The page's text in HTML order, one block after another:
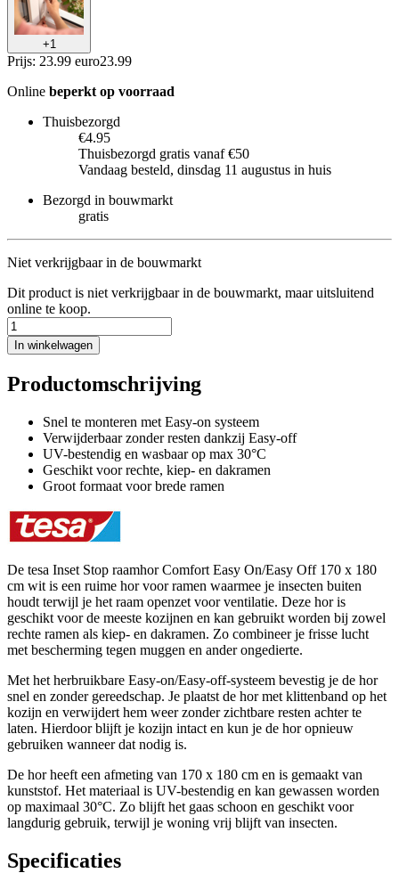
+1
Prijs: 23.99 euro23.99
Online beperkt op voorraad
Thuisbezorgd
€4.95
Thuisbezorgd gratis vanaf €50
Vandaag besteld, dinsdag 11 augustus in huis
Bezorgd in bouwmarkt
gratis
Niet verkrijgbaar in de bouwmarkt
Dit product is niet verkrijgbaar in de bouwmarkt, maar uitsluitend
online te koop.
In winkelwagen
Productomschrijving
Snel te monteren met Easy-on systeem
Verwijderbaar zonder resten dankzij Easy-off
UV-bestendig en wasbaar op max 30°C
Geschikt voor rechte, kiep- en dakramen
Groot formaat voor brede ramen
De tesa Inset Stop raamhor Comfort Easy On/Easy Off 170 x 180
cm wit is een ruime hor voor ramen waarmee je insecten buiten
houdt terwijl je het raam openzet voor ventilatie. Deze hor is
geschikt voor de meeste kozijnen en kan gebruikt worden bij zowel
rechte ramen als kiep- en dakramen. Zo combineer je frisse lucht
met bescherming tegen muggen en ander ongedierte.
Met het herbruikbare Easy-on/Easy-off-systeem bevestig je de hor
snel en zonder gereedschap. Je plaatst de hor met klittenband op het
kozijn en verwijdert hem weer zonder zichtbare resten achter te
laten. Hierdoor blijft je kozijn intact en kun je de hor opnieuw
gebruiken wanneer dat nodig is.
De hor heeft een afmeting van 170 x 180 cm en is gemaakt van
kunststof. Het materiaal is UV-bestendig en kan gewassen worden
op maximaal 30°C. Zo blijft het gaas schoon en geschikt voor
langdurig gebruik, terwijl je woning vrij blijft van insecten.
Specificaties